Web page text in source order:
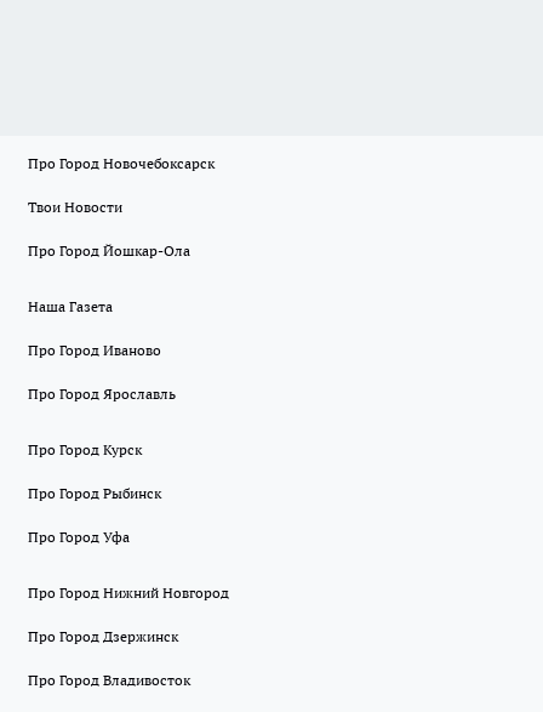
Про Город Новочебоксарск
Твои Новости
Про Город Йошкар-Ола
Наша Газета
Про Город Иваново
Про Город Ярославль
Про Город Курск
Про Город Рыбинск
Про Город Уфа
Про Город Нижний Новгород
Про Город Дзержинск
Про Город Владивосток